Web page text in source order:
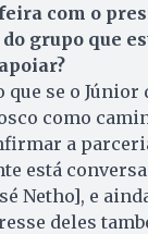
com o
grupo que
se o
como
a
está
Netho], e
deles